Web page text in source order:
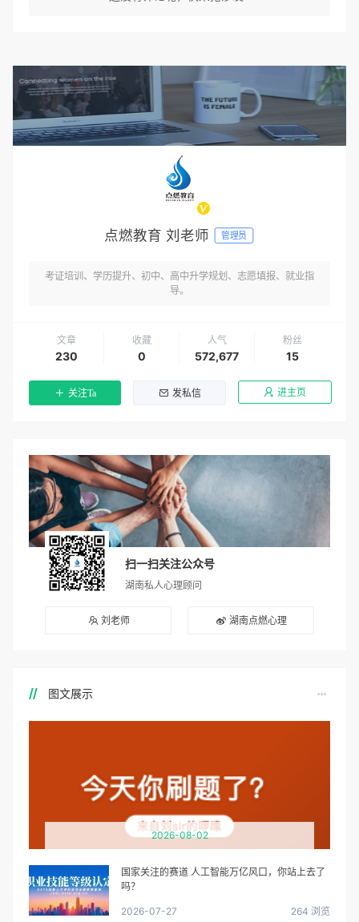
点燃教育 刘老师 管理员
考证培训、学历提升、初中、高中升学规划、志愿填报、就业指
导。
文章
230
收藏
0
人气
572,677
粉丝
15
关注Ta 发私信 进主页
扫一扫关注公众号
湖南私人心理顾问
刘老师 湖南点燃心理
图文展示
2026-08-02
国家关注的赛道 人工智能万亿风口，你站上去了
吗？
2026-07-27 264 浏览